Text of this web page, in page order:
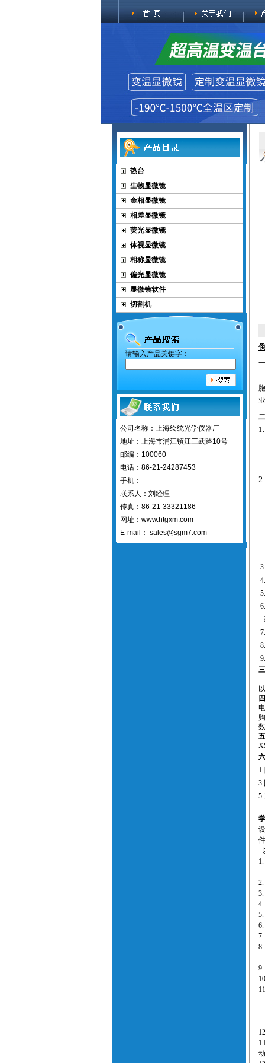
热台
生物显微镜
金相显微镜
相差显微镜
荧光显微镜
体视显微镜
相称显微镜
偏光显微镜
显微镜软件
切割机
请输入产品关键字：
公司名称：上海绘统光学仪器厂
地址：上海市浦江镇江三跃路10号
邮编：100060
电话：86-21-24287453
手机：
联系人：刘经理
传真：86-21-33321186
网址：www.htgxm.com
E-mail： sales@sgm7.com
1.
2.
3.
4.
5.
6.
7.
8.
9.
购
1.
3.
5.
1.
2.
3.
4.
5.
6.
7.
8.
9.
10.
11.
12.
1.